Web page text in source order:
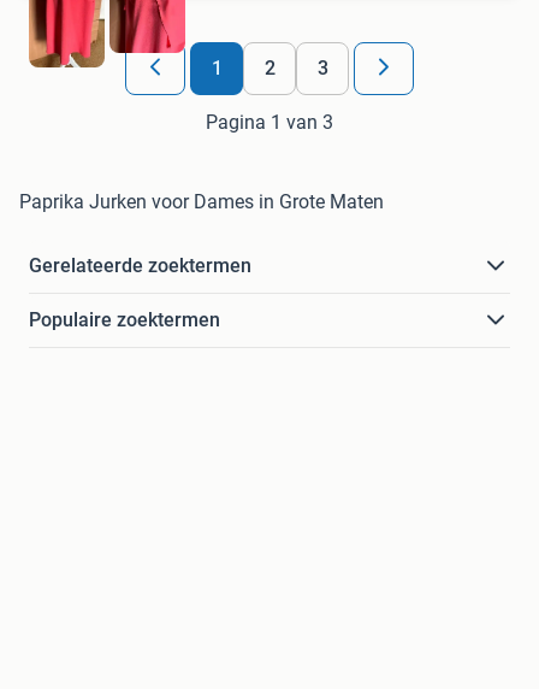
1 2 3
Pagina 1 van 3
Paprika Jurken voor Dames in Grote Maten
Gerelateerde zoektermen
Populaire zoektermen